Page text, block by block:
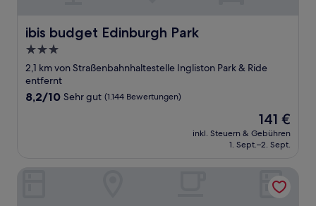
ibis budget Edinburgh Park
ibis budget Edinburgh Park
3.0-
Sterne-
Unterkunft
2,1 km von Straßenbahnhaltestelle Ingliston Park & Ride
entfernt
8.2
Bewertungen)
8,2/10 Sehr gut (1.144 Bewertungen)
Der
Preis
beträgt
141 €
inkl. Steuern & Gebühren
1. Sept.–2. Sept.